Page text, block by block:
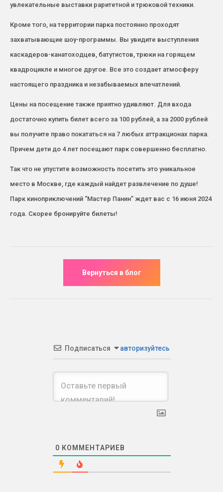
увлекательные выставки раритетной и трюковой техники.
Кроме того, на территории парка постоянно проходят
захватывающие шоу-программы. Вы увидите выступления
каскадеров-канатоходцев, батутистов, трюки на горящем
квадроцикле и многое другое. Все это создает атмосферу
настоящего праздника и незабываемых впечатлений.
Цены на посещение также приятно удивляют. Для входа
достаточно купить билет всего за 100 рублей, а за 2000 рублей
вы получите право покататься на 7 любых аттракционах парка.
Причем дети до 4 лет посещают парк совершенно бесплатно.
Так что не упустите возможность посетить это уникальное
место в Москве, где каждый найдет развлечение по душе!
Парк киноприключений “Мастер Панин” ждет вас с 16 июня 2024
года. Скорее бронируйте билеты!
Подписаться авторизуйтесь
0 КОММЕНТАРИЕВ